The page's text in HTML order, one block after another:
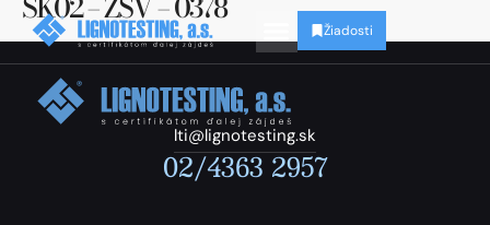
Žiadosti
lti@lignotesting.sk
02/4363 2957